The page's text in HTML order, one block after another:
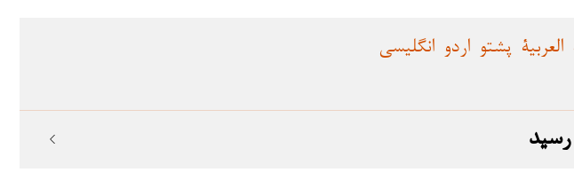
انگلیسی اردو پشتو العربية